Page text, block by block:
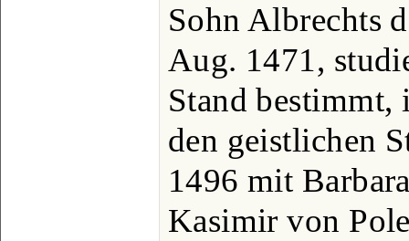
Sohn Albrechts
Aug. 1471,
Stand
den geistlichen
1496 mit
Kasimir von